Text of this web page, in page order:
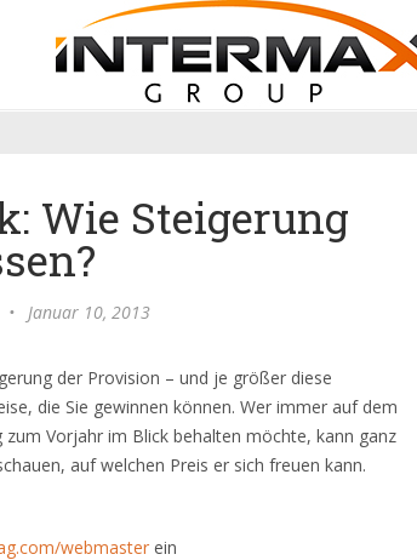
Wie Steigerung
• Januar 10, 2013
der Provision – und je größer diese
die Sie gewinnen können. Wer immer auf dem
Vorjahr im Blick behalten möchte, kann ganz
auf welchen Preis er sich freuen kann.
webmaster ein